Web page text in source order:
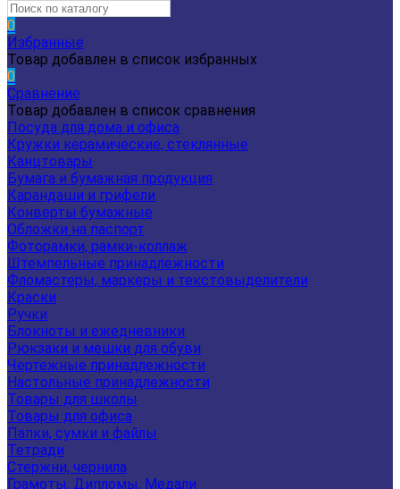
0
Избранные
Товар добавлен в список избранных
0
Сравнение
Товар добавлен в список сравнения
Посуда для дома и офиса
Кружки керамические, стеклянные
Канцтовары
Бумага и бумажная продукция
Карандаши и грифели
Конверты бумажные
Обложки на паспорт
Фоторамки, рамки-коллаж
Штемпельные принадлежности
Фломастеры, маркеры и текстовыделители
Краски
Ручки
Блокноты и ежедневники
Рюкзаки и мешки для обуви
Чертежные принадлежности
Настольные принадлежности
Товары для школы
Товары для офиса
Папки, сумки и файлы
Тетради
Стержни, чернила
Грамоты, Дипломы, Медали